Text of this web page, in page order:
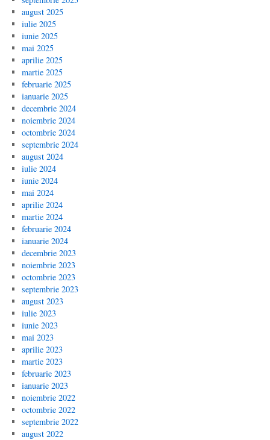
august 2025
iulie 2025
iunie 2025
mai 2025
aprilie 2025
martie 2025
februarie 2025
ianuarie 2025
decembrie 2024
noiembrie 2024
octombrie 2024
septembrie 2024
august 2024
iulie 2024
iunie 2024
mai 2024
aprilie 2024
martie 2024
februarie 2024
ianuarie 2024
decembrie 2023
noiembrie 2023
octombrie 2023
septembrie 2023
august 2023
iulie 2023
iunie 2023
mai 2023
aprilie 2023
martie 2023
februarie 2023
ianuarie 2023
noiembrie 2022
octombrie 2022
septembrie 2022
august 2022